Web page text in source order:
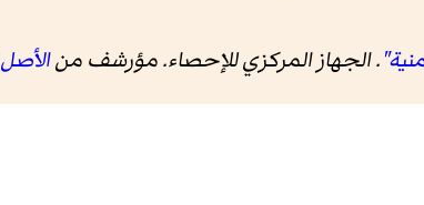
. الجهاز المركزي للإحصاء. مؤرشف منالأصل